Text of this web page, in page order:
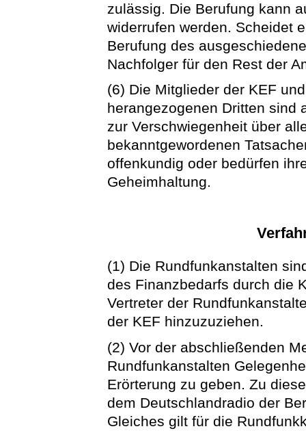
zulässig. Die Berufung kann
widerrufen werden. Scheidet
Berufung des
Nachfolger für den Rest der
(6) Die Mitglieder der KEF
herangezogenen Dritten sind
zur Verschwiegenheit über
bekanntgewordenen
offenkundig oder bedürfen
Geheimhaltung.
(1) Die Rundfunkanstalten
des Finanzbedarfs durch die
Vertreter der
der KEF hinzuzuziehen.
(2) Vor der abschließenden
Rundfunkanstalten
Erörterung zu geben. Zu
dem Deutschlandradio der
Gleiches gilt für die